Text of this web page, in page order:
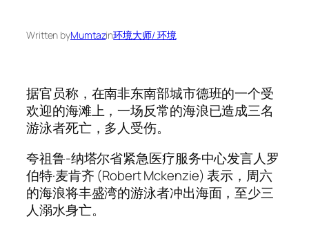
Written byMumtazin环境大师/ 环境
据官员称，在南非东南部城市德班的一个受
欢迎的海滩上，一场反常的海浪已造成三名
游泳者死亡，多人受伤。
夸祖鲁-纳塔尔省紧急医疗服务中心发言人罗
伯特·麦肯齐 (Robert Mckenzie) 表示，周六
的海浪将丰盛湾的游泳者冲出海面，至少三
人溺水身亡。